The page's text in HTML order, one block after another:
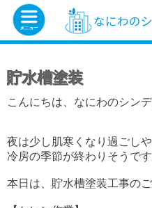
貯水槽塗装
こんにちは、なにわのシン
夜は少し肌寒くなり過ごし
冷房の季節が終わりそうです
本日は、貯水槽塗装工事のご